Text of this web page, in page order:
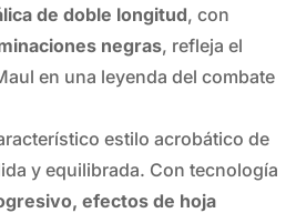
de doble longitud, con
negras, refleja el
en una leyenda del combate
estilo acrobático de
y equilibrada. Con tecnología
efectos de hoja